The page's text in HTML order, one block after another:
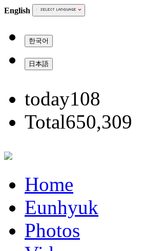
English
한국어
日本語
today108
Total650,309
Home
Eunhyuk
Photos